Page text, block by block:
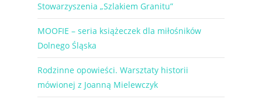
Stowarzyszenia „Szlakiem Granitu”
MOOFIE – seria książeczek dla miłośników
Dolnego Śląska
Rodzinne opowieści. Warsztaty historii
mówionej z Joanną Mielewczyk